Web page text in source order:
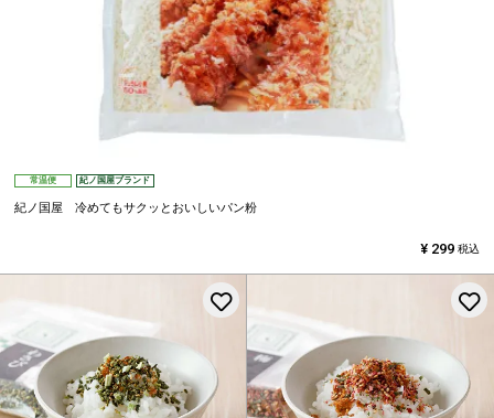
常温便 紀ノ国屋ブランド
紀ノ国屋 冷めてもサクッとおいしいパン粉
¥ 299 税込